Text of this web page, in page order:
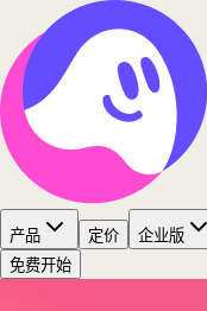
产品 定价 企业版
免费开始